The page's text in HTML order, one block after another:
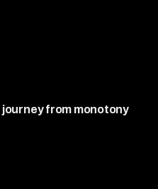
journey from monotony